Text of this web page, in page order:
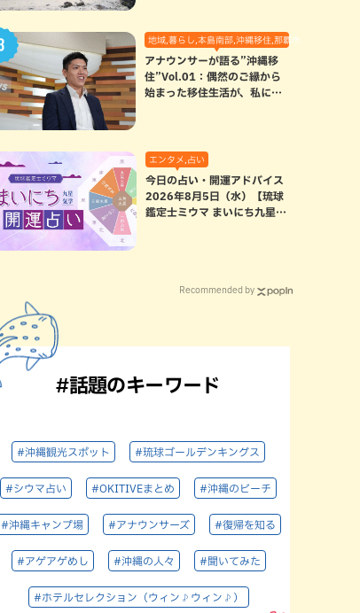
地域,暮らし,本島南部,沖縄移住,那覇市
アナウンサーが語る”沖縄移
住”Vol.01：偶然のご縁から
始まった移住生活が、私にと
エンタメ,占い
今日の占い・開運アドバイス
2026年8月5日（水）【琉球
鑑定士ミウマ まいにち九星気
Recommended by
#話題のキーワード
#沖縄観光スポット #琉球ゴールデンキングス
#シウマ占い #OKITIVEまとめ #沖縄のビーチ
#沖縄キャンプ場 #アナウンサーズ #復帰を知る
#アゲアゲめし #沖縄の人々 #聞いてみた
#ホテルセレクション（ウィン♪ウィン♪）